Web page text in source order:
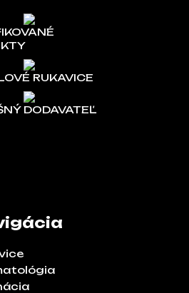
RUKAVICE
DODAVATEĽ